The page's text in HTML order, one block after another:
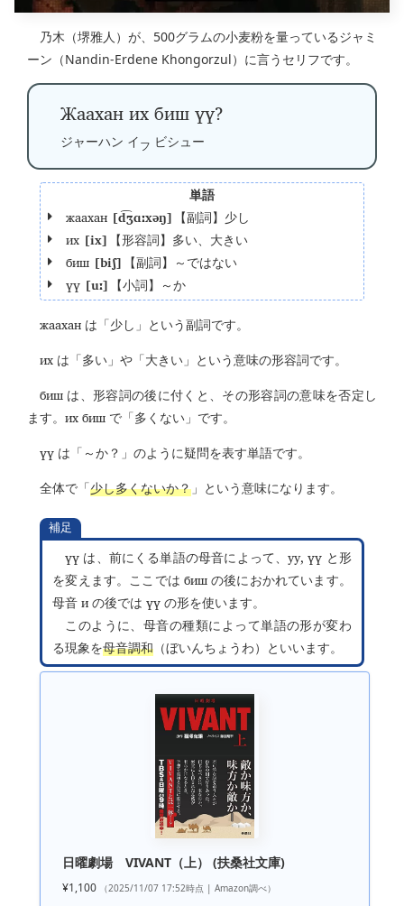
乃木（堺雅人）が、500グラムの小麦粉を量っているジャミ
ーン（Nandin-Erdene Khongorzul）に言うセリフです。
Жаахан их биш үү?
ジャーハン イ フ ビシュー
単語
жаахан [d͡ʒɑːxəŋ] 【副詞】少し
их [ix] 【形容詞】多い、大きい
биш [biʃ] 【副詞】～ではない
үү [uː] 【小詞】～か
жаахан は「少し」という副詞です。
их は「多い」や「大きい」という意味の形容詞です。
биш は、形容詞の後に付くと、その形容詞の意味を否定し
ます。 их биш で「多くない」です。
үү は「～か？」のように疑問を表す単語です。
全体で「少し多くないか？ 」という意味になります。
補足
үү は、前にくる単語の母音によって、уу, үү と形
を変えます。ここでは биш の後におかれています。
母音и の後ではүү の形を使います。
このように、母音の種類によって単語の形が変わ
る現象を母音調和 （ぼいんちょうわ）といいます。
日曜劇場 VIVANT（上） (扶桑社文庫)
¥1,100 （2025/11/07 17:52時点 | Amazon調べ）